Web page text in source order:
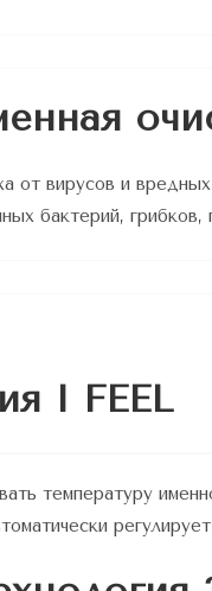
от вирусов и
бактерий, грибков,
I FEEL
температуру